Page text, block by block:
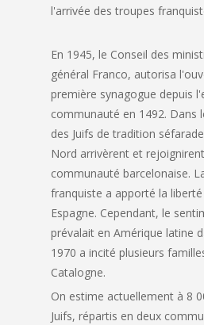
l'arrivée des troupes
En 1945, le Conseil des
général Franco, autorisa
première synagogue depuis
communauté en 1492. Dans
des Juifs de tradition
Nord arrivèrent et
communauté barcelonaise.
franquiste a apporté la
Espagne. Cependant, le
prévalait en Amérique latine
1970 a incité plusieurs
Catalogne.
On estime actuellement à 8
Juifs, répartis en deux